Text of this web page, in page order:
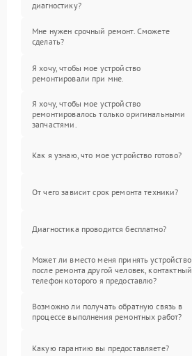
диагностику?
Мне нужен срочный ремонт. Сможете
сделать?
Я хочу, чтобы мое устройство
ремонтировали при мне.
Я хочу, чтобы мое устройство
ремонтировалось только оригинальными
запчастями.
Как я узнаю, что мое устройство готово?
От чего зависит срок ремонта техники?
Диагностика проводится бесплатно?
Может ли вместо меня принять устройство
после ремонта другой человек, контактный
телефон которого я предоставлю?
Возможно ли получать обратную связь в
процессе выполнения ремонтных работ?
Какую гарантию вы предоставляете?